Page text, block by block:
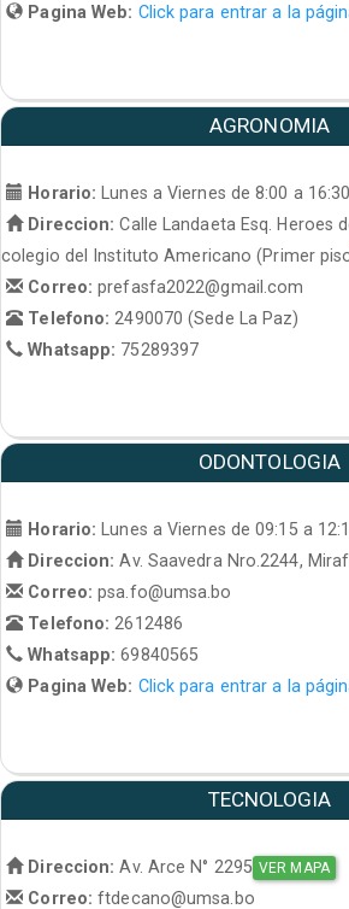
Pagina Web: Click para entrar a la
AGRONOMIA
Horario:
Lunes a Viernes de 8:00 a 16:30
Direccion: Calle Landaeta Esq. Heroes
colegio del Instituto Americano (Primer
Correo:prefasfa2022@gmail.com
Telefono: 2490070 (Sede La Paz)
Whatsapp: 75289397
ODONTOLOGIA
Horario: Lunes a Viernes de 09:15 a
Direccion: Av. Saavedra Nro.2244,
Correo:psa.fo@umsa.bo
Telefono:2612486
Whatsapp:69840565
Pagina Web: Click para entrar a la
TECNOLOGIA
Direccion: Av. Arce N° 2295 VER MAPA
Correo:ftdecano@umsa.bo